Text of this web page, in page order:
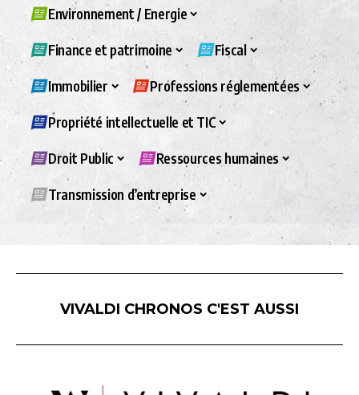
Environnement / Energie
Finance et patrimoine Fiscal
Immobilier Professions réglementées
Propriété intellectuelle et TIC
Droit Public Ressources humaines
Transmission d’entreprise
VIVALDI CHRONOS C'EST AUSSI